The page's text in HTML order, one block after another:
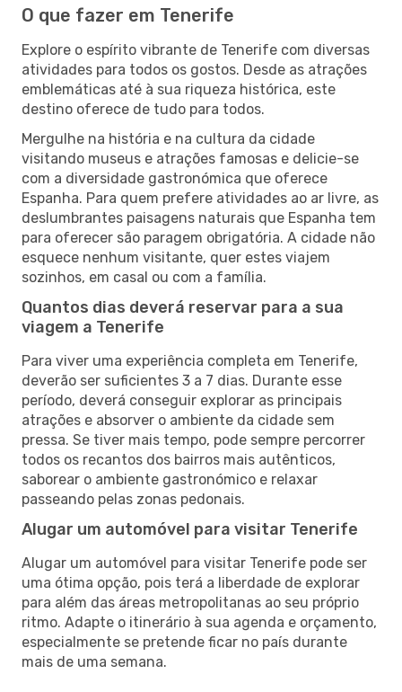
O que fazer em Tenerife
Explore o espírito vibrante de Tenerife com diversas
atividades para todos os gostos. Desde as atrações
emblemáticas até à sua riqueza histórica, este
destino oferece de tudo para todos.
Mergulhe na história e na cultura da cidade
visitando museus e atrações famosas e delicie-se
com a diversidade gastronómica que oferece
Espanha. Para quem prefere atividades ao ar livre, as
deslumbrantes paisagens naturais que Espanha tem
para oferecer são paragem obrigatória. A cidade não
esquece nenhum visitante, quer estes viajem
sozinhos, em casal ou com a família.
Quantos dias deverá reservar para a sua
viagem a Tenerife
Para viver uma experiência completa em Tenerife,
deverão ser suficientes 3 a 7 dias. Durante esse
período, deverá conseguir explorar as principais
atrações e absorver o ambiente da cidade sem
pressa. Se tiver mais tempo, pode sempre percorrer
todos os recantos dos bairros mais autênticos,
saborear o ambiente gastronómico e relaxar
passeando pelas zonas pedonais.
Alugar um automóvel para visitar Tenerife
Alugar um automóvel para visitar Tenerife pode ser
uma ótima opção, pois terá a liberdade de explorar
para além das áreas metropolitanas ao seu próprio
ritmo. Adapte o itinerário à sua agenda e orçamento,
especialmente se pretende ficar no país durante
mais de uma semana.